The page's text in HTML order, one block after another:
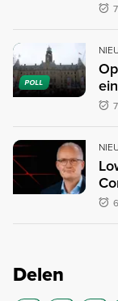
POLL
Delen